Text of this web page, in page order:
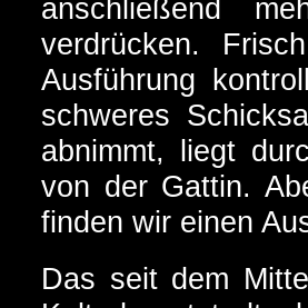
anschließend
verdrücken.
Ausführung
schweres
abnimmt, liegt
von der Gattin.
finden wir einen
Das seit dem